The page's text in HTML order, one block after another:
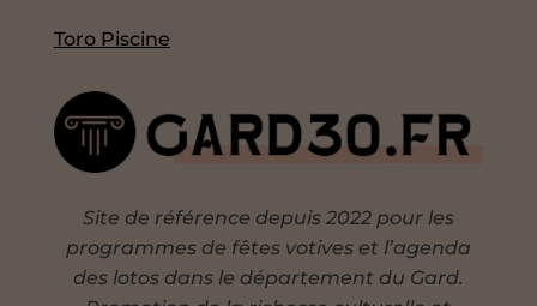
Toro Piscine
Site de référence depuis 2022 pour les
programmes de fêtes votives et l’agenda
des lotos dans le département du Gard.